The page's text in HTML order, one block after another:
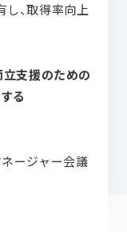
し、取得率向上
立支援のための
る
ージャー会議